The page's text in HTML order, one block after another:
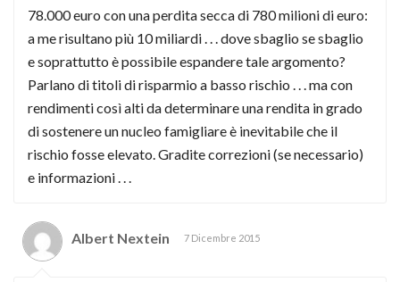
78.000 euro con una perdita secca di 780 milioni di euro:
a me risultano più 10 miliardi . . . dove sbaglio se sbaglio
e soprattutto è possibile espandere tale argomento?
Parlano di titoli di risparmio a basso rischio . . . ma con
rendimenti così alti da determinare una rendita in grado
di sostenere un nucleo famigliare è inevitabile che il
rischio fosse elevato. Gradite correzioni (se necessario)
e informazioni . . .
Albert Nextein 7 Dicembre 2015